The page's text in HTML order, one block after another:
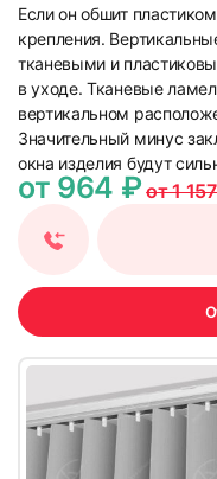
7
11
Если он обшит
крепления.
тканевыми и
в уходе. Тканевые
вертикальном
Значительный минус
окна изделия будут
от 964 ₽от 1